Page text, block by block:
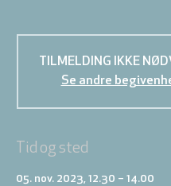
TILMELDING IKKE
Se andre
Tid og sted
05. nov. 2023, 12.30 – 14.00